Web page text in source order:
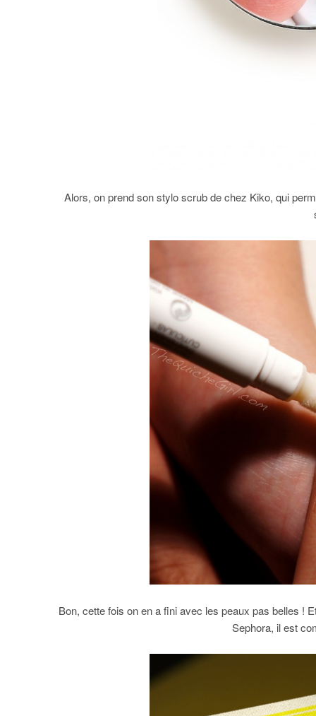
Alors, on prend son stylo scrub de chez Kiko, qui
Bon, cette fois on en a fini avec les peaux pas belles !
Sephora, il est